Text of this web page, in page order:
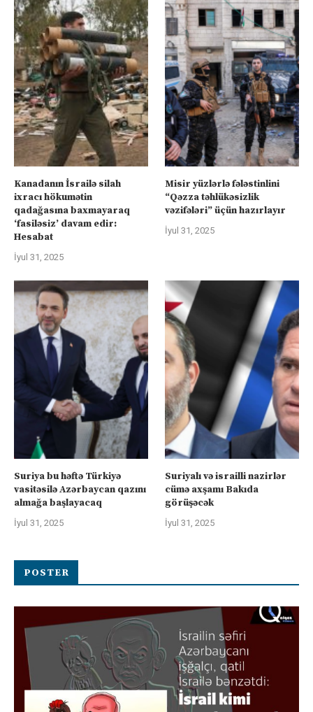
Kanadanın İsrailə silah
ixracı hökumətin
qadağasına baxmayaraq
‘fasiləsiz’ davam edir:
Hesabat
İyul 31, 2025
Misir yüzlərlə fələstinlini
“Qəzza təhlükəsizlik
vəzifələri” üçün hazırlayır
İyul 31, 2025
Suriya bu həftə Türkiyə
vasitəsilə Azərbaycan qazını
almağa başlayacaq
İyul 31, 2025
Suriyalı və israilli nazirlər
cümə axşamı Bakıda
görüşəcək
İyul 31, 2025
POSTER